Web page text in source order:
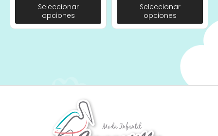
Seleccionar
opciones
Seleccionar
opciones